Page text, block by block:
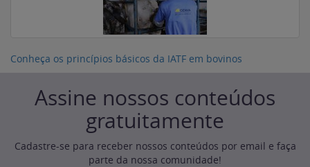
Conheça os princípios básicos da IATF em bovinos
Assine nossos conteúdos
gratuitamente
Cadastre-se para receber nossos conteúdos por email e faça
parte da nossa comunidade!